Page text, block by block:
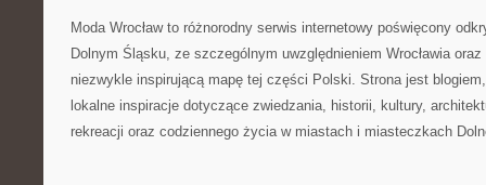
Moda Wrocław to różnorodny serwis internetowy poświęcony
Dolnym Śląsku, ze szczególnym uwzględnieniem Wrocławia
niezwykle inspirującą mapę tej części Polski. Strona jest
lokalne inspiracje dotyczące zwiedzania, historii, kultury,
rekreacji oraz codziennego życia w miastach i miasteczkach